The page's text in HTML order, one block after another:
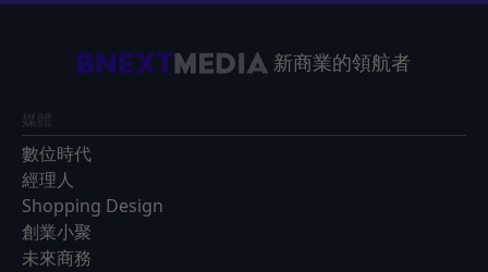
新商業的領航者
媒體
數位時代
經理人
Shopping Design
創業小聚
未來商務